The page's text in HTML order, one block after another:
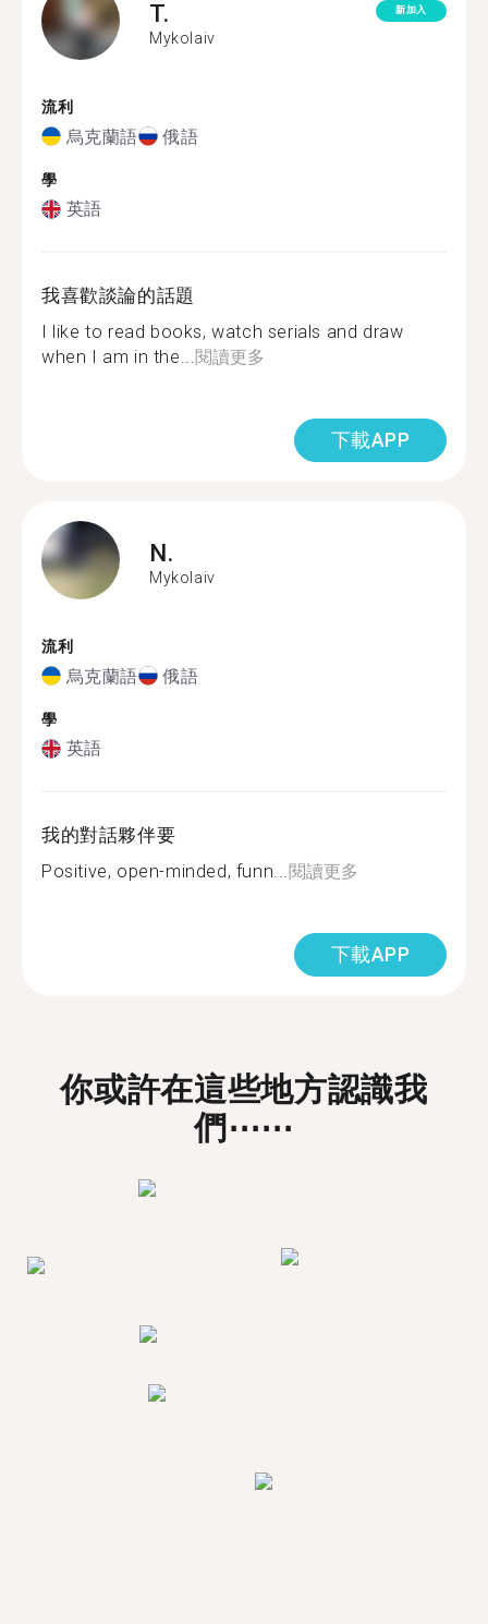
T.
Mykolaiv
新加入
流利
烏克蘭語 俄語
學
英語
我喜歡談論的話題
I like to read books, watch serials and draw
when I am in the...閱讀更多
下載APP
N.
Mykolaiv
流利
烏克蘭語 俄語
學
英語
我的對話夥伴要
Positive, open-minded, funn...閱讀更多
下載APP
你或許在這些地方認識我
們⋯⋯